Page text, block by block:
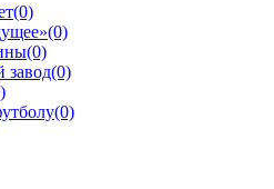
(0)
(0)
(0)
завод(0)
(0)